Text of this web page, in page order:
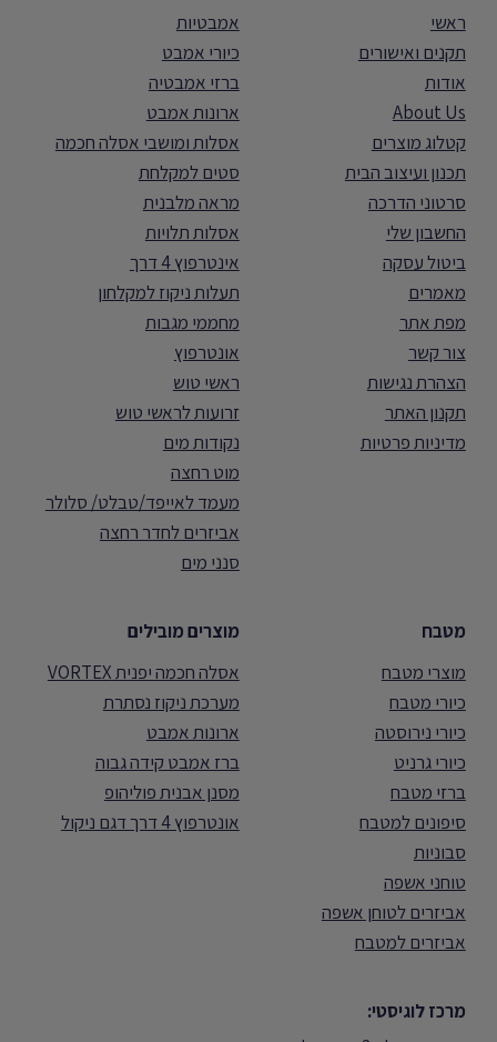
ראשי
תקנים ואישורים
אודות
About Us
קטלוג מוצרים
תכנון ועיצוב הבית
סרטוני הדרכה
החשבון שלי
ביטול עסקה
מאמרים
מפת אתר
צור קשר
הצהרת נגישות
תקנון האתר
מדיניות פרטיות
אמבטיות
כיורי אמבט
ברזי אמבטיה
ארונות אמבט
אסלות ומושבי אסלה חכמה
סטים למקלחת
מראה מלבנית
אסלות תלויות
אינטרפוץ 4 דרך
תעלות ניקוז למקלחון
מחממי מגבות
אונטרפוץ
ראשי טוש
זרועות לראשי טוש
נקודות מים
מוט רחצה
מעמד לאייפד/טבלט/ סלולר
אביזרים לחדר רחצה
סנני מים
מטבח
מוצרי מטבח
כיורי מטבח
כיורי נירוסטה
כיורי גרניט
ברזי מטבח
סיפונים למטבח
סבוניות
טוחני אשפה
אביזרים לטוחן אשפה
אביזרים למטבח
מוצרים מובילים
אסלה חכמה יפנית VORTEX
מערכת ניקוז נסתרת
ארונות אמבט
ברז אמבט קידה גבוה
מסנן אבנית פוליהופ
אונטרפוץ 4 דרך דגם ניקול
מרכז לוגיסטי: